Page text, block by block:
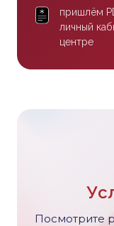
пришлём
личный
центре
Посмотрите